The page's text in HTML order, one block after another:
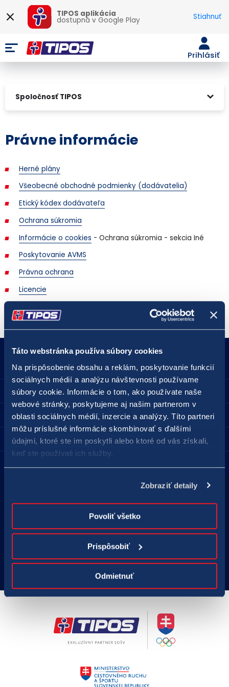
Táto webstránka používa súbory cookies
Na prispôsobenie obsahu a reklám, poskytovanie funkcií
sociálnych médií a analýzu návštevnosti používame
súbory cookie. Informácie o tom, ako používate naše
webové stránky, poskytujeme aj našim partnerom v
oblasti sociálnych médií, inzercie a analýzy. Títo partneri
môžu príslušné informácie skombinovať s ďalšími
údajmi, ktoré ste im poskytli alebo ktoré od vás získali,
keď ste používali ich služby.
Zobraziť detaily
Povoliť všetko
Prispôsobiť
Odmietnuť
TIPOS aplikácia
dostupná vGoogle Play Stiahnuť
Prihlásiť
Spoločnosť TIPOS
Právne informácie
Herné plány
Všeobecné obchodné podmienky (dodávatelia)
Etický kódex dodávateľa
Ochrana súkromia
Informácie o cookies - Ochrana súkromia - sekcia Iné
Poskytovanie AVMS
Právna ochrana
Licencie
18177 podnety@tipos.sk
Spoločnosť TIPOS
Pre hráčov
Predajné miesta